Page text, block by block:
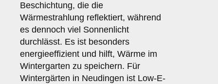
Beschichtung, die die
Wärmestrahlung reflektiert, während
es dennoch viel Sonnenlicht
durchlässt. Es ist besonders
energieeffizient und hilft, Wärme im
Wintergarten zu speichern. Für
Wintergärten in Neudingen ist Low-E-